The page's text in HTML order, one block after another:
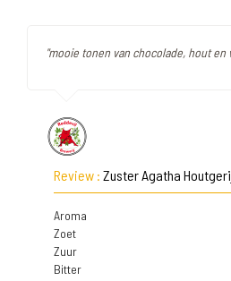
"mooie tonen van chocolade, hout en
Review : Zuster Agatha
Aroma
Zoet
Zuur
Bitter